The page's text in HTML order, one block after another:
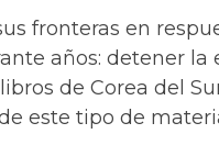
fronteras en
años: detener
de Corea del
este tipo de